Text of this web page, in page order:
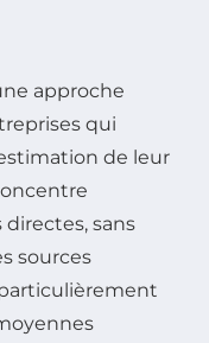
approche
qui
de leur
sans
sources